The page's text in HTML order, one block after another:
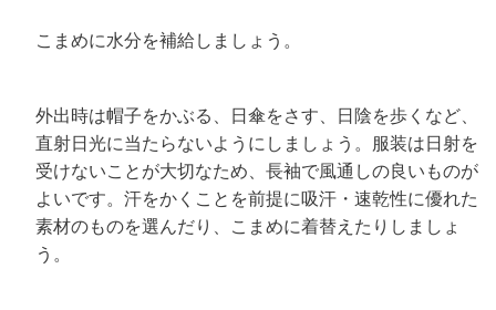
こまめに水分を補給しましょう。
外出時は帽子をかぶる、日傘をさす、日陰を歩くなど、
直射日光に当たらないようにしましょう。服装は日射を
受けないことが大切なため、長袖で風通しの良いものが
よいです。汗をかくことを前提に吸汗・速乾性に優れた
素材のものを選んだり、こまめに着替えたりしましょ
う。